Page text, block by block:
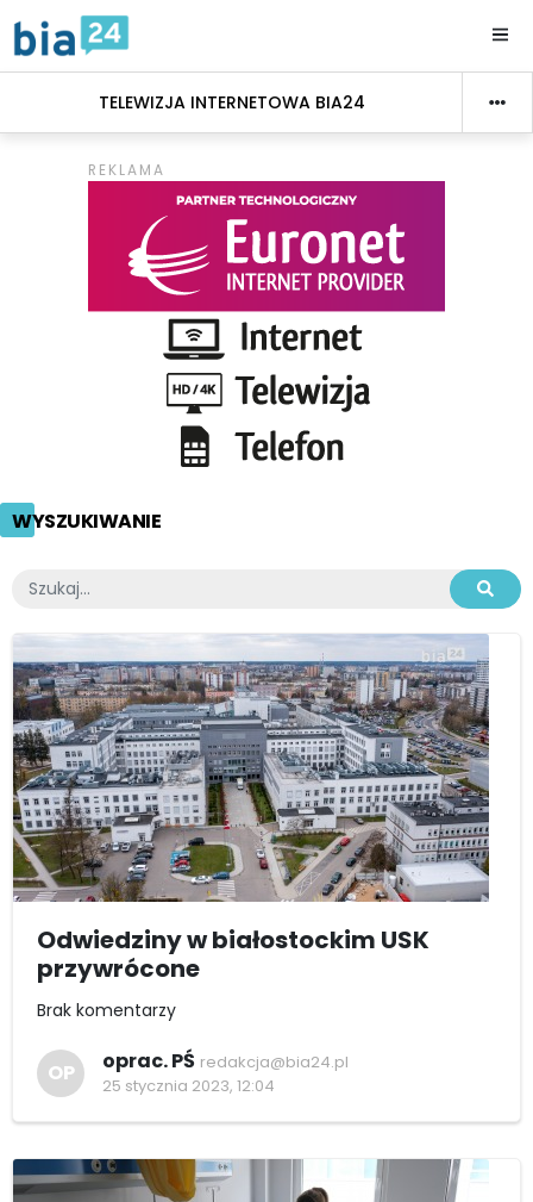
TELEWIZJA INTERNETOWA BIA24
WYSZUKIWANIE
Odwiedziny w białostockim USK
przywrócone
Brak komentarzy
OP oprac. PŚ redakcja@bia24.pl
25 stycznia 2023, 12:04